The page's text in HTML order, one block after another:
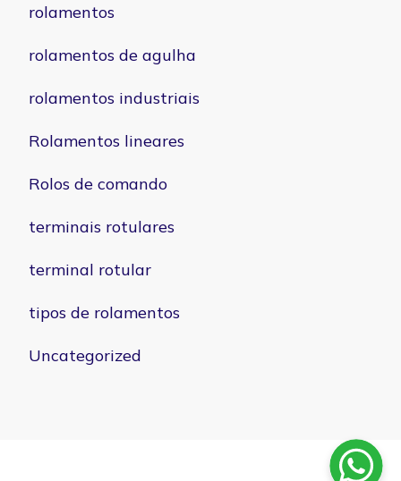
rolamentos
rolamentos de agulha
rolamentos industriais
Rolamentos lineares
Rolos de comando
terminais rotulares
terminal rotular
tipos de rolamentos
Uncategorized